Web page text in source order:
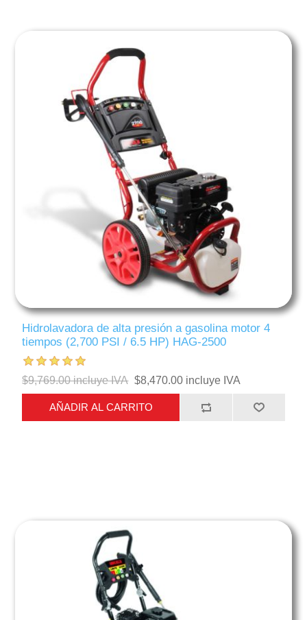
Hidrolavadora de alta presión a gasolina motor 4
tiempos (2,700 PSI / 6.5 HP) HAG-2500
$9,769.00 incluye IVA $8,470.00 incluye IVA
AÑADIR AL CARRITO